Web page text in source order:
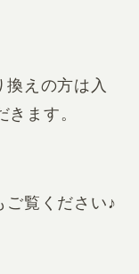
換えの方は入
ます。
ご覧ください♪